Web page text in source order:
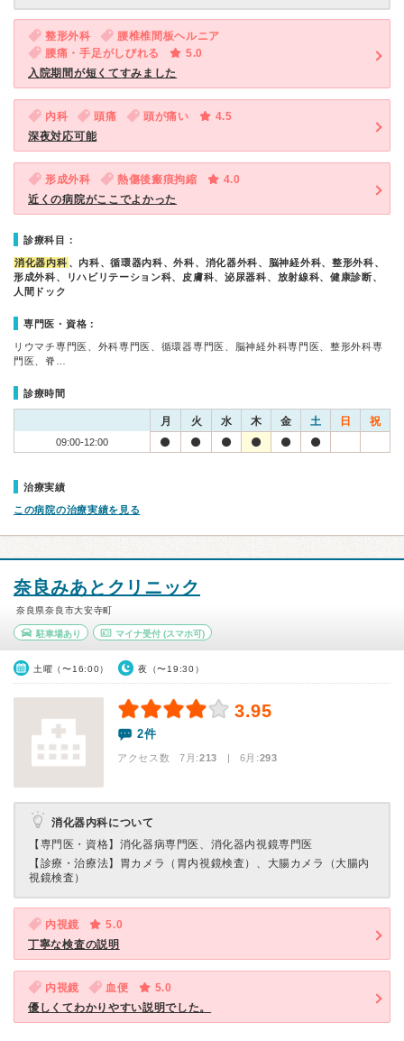
整形外科
腰椎椎間板ヘルニア
腰痛・手足がしびれる
5.0
入院期間が短くてすみました
内科 頭痛 頭が痛い
4.5
深夜対応可能
形成外科 熱傷後瘢痕拘縮
4.0
近くの病院がここでよかった
診療科目：
消化器内科 、内科、循環器内科、外科、消化器外科、脳神経外科、整形外科、
形成外科、リハビリテーション科、皮膚科、泌尿器科、放射線科、健康診断、
人間ドック
専門医・資格：
リウマチ専門医、外科専門医、循環器専門医、脳神経外科専門医、整形外科専
門医、脊…
診療時間
月 火 水 木 金 土 日 祝
09:00-12:00
治療実績
この病院の治療実績を見る
奈良みあとクリニック
奈良県奈良市大安寺町
駐車場あり マイナ受付(スマホ可)
土曜（〜16:00） 夜（〜19:30）
3.95
2件
アクセス数 7月:213 | 6月:293
消化器内科について
【専門医・資格】 消化器病専門医、消化器内視鏡専門医
【診療・治療法】 胃カメラ（胃内視鏡検査）、大腸カメラ（大腸内
視鏡検査）
内視鏡
5.0
丁寧な検査の説明
内視鏡 血便
5.0
優しくてわかりやすい説明でした。